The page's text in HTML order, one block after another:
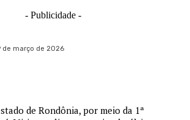
- Publicidade -
de março de 2026
de Rondônia, por meio da 1ª